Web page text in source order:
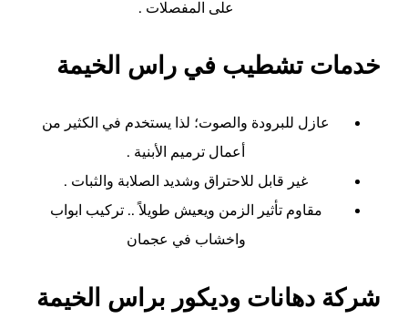
على المفصلات .
خدمات تشطيب في راس الخيمة
عازل للبرودة والصوت؛ لذا يستخدم في الكثير من
أعمال ترميم الأبنية .
غير قابل للاحتراق وشديد الصلابة والثبات .
مقاوم تأثير الزمن ويعيش طويلاً .. تركيب ابواب
واخشاب في عجمان
شركة دهانات وديكور براس الخيمة